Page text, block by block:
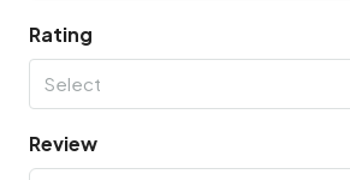
Rating
Select
Review